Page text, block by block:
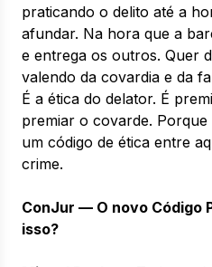
praticando o delito até a
afundar. Na hora que a
e entrega os outros. Quer
valendo da covardia e da
É a ética do delator. É
premiar o covarde.
um código de ética entre
crime.
ConJur — O novo Código
isso?